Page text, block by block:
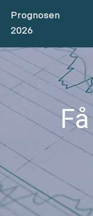
Prognosen
2026